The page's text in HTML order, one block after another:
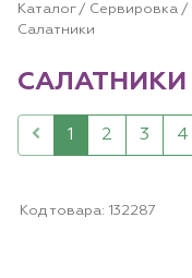
Каталог/ Сервировка /
Салатники
САЛАТНИКИ
1 2 3 4
Код товара: 132287